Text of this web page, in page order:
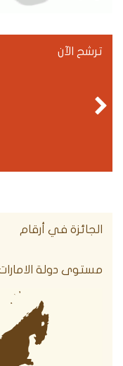
ترشح الآن
الجائزة في أرقام
مستوى دولة